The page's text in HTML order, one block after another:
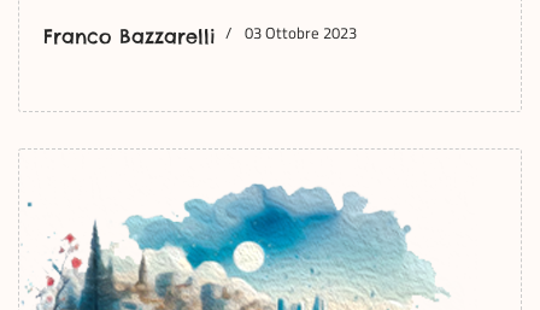
Franco Bazzarelli 03 Ottobre 2023